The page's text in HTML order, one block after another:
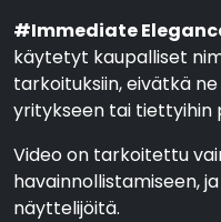
#Immediate
käytetyt kaupalliset
tarkoituksiin, eivätkä
yritykseen tai tiettyihin
Video on tarkoitettu
havainnollistamiseen,
näyttelijöitä.